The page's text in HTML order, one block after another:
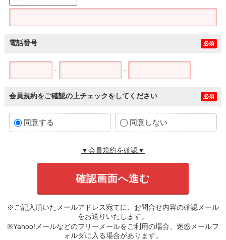
電話番号 必須
- -
会員規約をご確認の上チェックをしてください 必須
同意する 同意しない
▼会員規約を確認▼
※ご記入頂いたメールアドレス宛てに、お問合せ内容の確認メール
をお送りいたします。
※Yahoo!メールなどのフリーメールをご利用の場合、迷惑メールフ
ォルダに入る場合があります。